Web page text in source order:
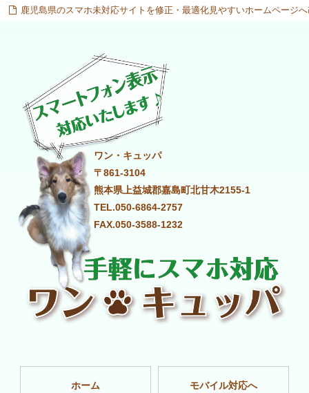
鹿児島県のスマホ未対応サイトを修正・最適化見やすいホームページ
ワン・キュッパ
〒861-3104
熊本県上益城郡嘉島町北甘木2155-1
TEL.050-6864-2757
FAX.050-3588-1232
ホーム モバイル対応へ